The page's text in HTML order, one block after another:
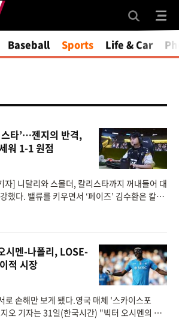
Baseball Sports Life & Car
타’…젠지의 반격,
워 1-1 원점
자] 니달리와 스몰더, 칼리스타까지 꺼내들어 대
했다. 밸류를 키우면서 ‘페이즈’ 김수환은 칼리
시멘-나폴리, LOSE-
적 시장
로 손해만 보게 됐다.영국 매체 '스카이스포
오 기자는 31일(한국시간) "빅터 오시멘의 이